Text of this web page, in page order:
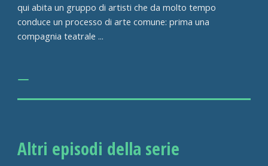
qui abita un gruppo di artisti che da molto tempo
conduce un processo di arte comune: prima una
compagnia teatrale ...
Altri episodi della serie